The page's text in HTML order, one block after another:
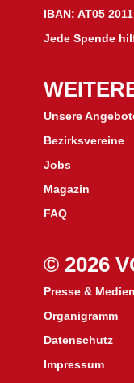
IBAN: AT05
Jede Spende
Unsere
Bezirksvereine
Jobs
Magazin
FAQ
© 2026
Presse & Medien
Organigramm
Datenschutz
Impressum